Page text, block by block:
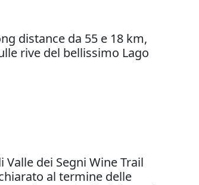
distance da 55 e 18 km,
rive del bellissimo Lago
dei Segni Wine Trail
al termine delle